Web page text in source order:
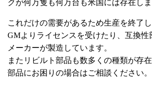
クが何万隻も何万台も米国には存在しま
これだけの需要があるため生産を終了
GMよりライセンスを受けたり、互換性
メーカーが製造しています。
またリビルト部品も数多くの種類が存
部品にお困りの場合はご相談ください。